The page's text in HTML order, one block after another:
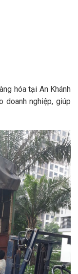
hóa tại An Khánh
nghiệp, giúp